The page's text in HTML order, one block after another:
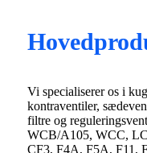
Vi specialiserer os i
kontraventiler,
filtre og
WCB/A105, WCC,
CF3, F4A, F5A, F11,